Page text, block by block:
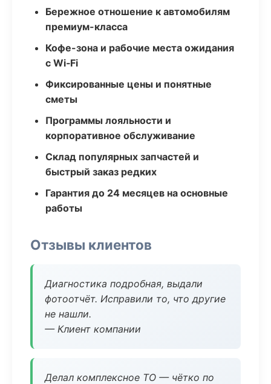
Бережное отношение к автомобилям
премиум-класса
Кофе-зона и рабочие места ожидания
с Wi‑Fi
Фиксированные цены и понятные
сметы
Программы лояльности и
корпоративное обслуживание
Склад популярных запчастей и
быстрый заказ редких
Гарантия до 24 месяцев на основные
работы
Отзывы клиентов
Диагностика подробная, выдали
фотоотчёт. Исправили то, что другие
не нашли.
— Клиент компании
Делал комплексное ТО — чётко по